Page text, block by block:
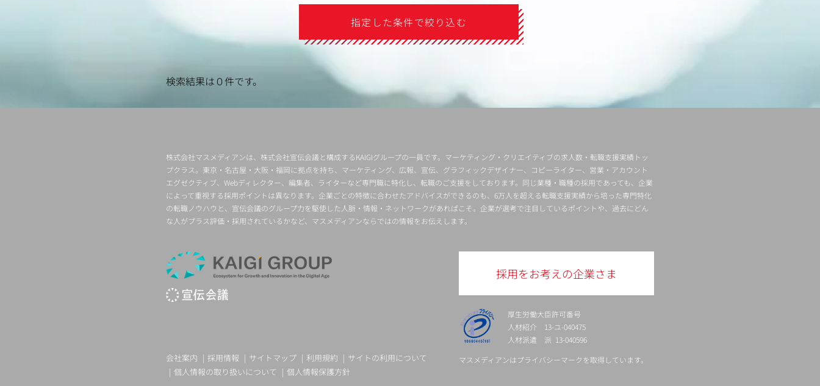
指定した条件で絞り込む
検索結果は０件です。
株式会社マスメディアンは、株式会社宣伝会議と構成するKAIGIグループの一員です。マーケティング・クリエイティブの求人数・転職支援実績トッ
プクラス。東京・名古屋・大阪・福岡に拠点を持ち、マーケティング、広報、宣伝、グラフィックデザイナー、コピーライター、営業・アカウント
エグゼクティブ、Webディレクター、編集者、ライターなど専門職に特化し、転職のご支援をしております。同じ業種・職種の採用であっても、企業
によって重視する採用ポイントは異なります。企業ごとの特徴に合わせたアドバイスができるのも、6万人を超える転職支援実績から培った専門特化
の転職ノウハウと、宣伝会議のグループ力を駆使した人脈・情報・ネットワークがあればこそ。企業が選考で注目しているポイントや、過去にどん
な人がプラス評価・採用されているかなど、マスメディアンならではの情報をお伝えします。
採用をお考えの企業さま
厚生労働大臣許可番号
人材紹介 13-ユ-040475
人材派遣 派 13-040596
マスメディアンはプライバシーマークを取得しています。
会社案内 採用情報 サイトマップ 利用規約
サイトの利用について
個人情報の取り扱いについて
個人情報保護方針